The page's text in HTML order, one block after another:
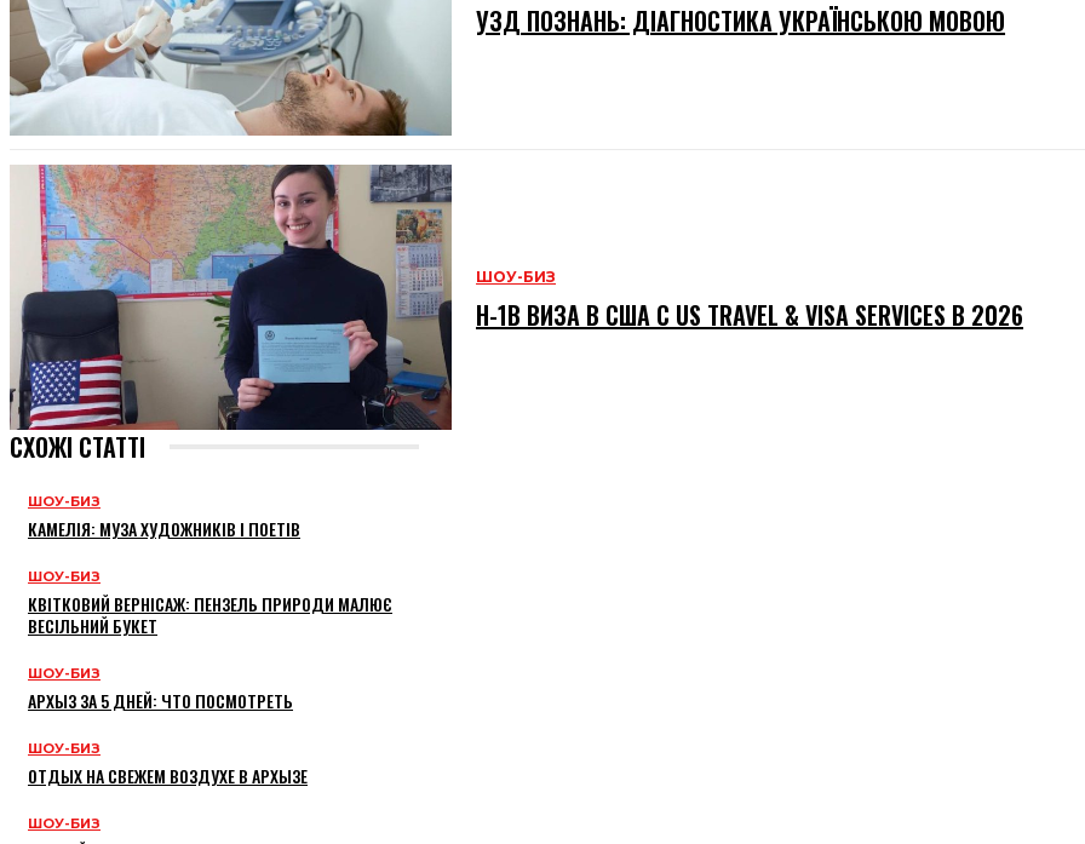
УЗД ПОЗНАНЬ: ДІАГНОСТИКА УКРАЇНСЬКОЮ МОВОЮ
ШОУ-БИЗ
H-1B ВИЗА В США С US TRAVEL & VISA SERVICES В 2026
СХОЖІ СТАТТІ
ШОУ-БИЗ
КАМЕЛІЯ: МУЗА ХУДОЖНИКІВ І ПОЕТІВ
ШОУ-БИЗ
КВІТКОВИЙ ВЕРНІСАЖ: ПЕНЗЕЛЬ ПРИРОДИ МАЛЮЄ
ВЕСІЛЬНИЙ БУКЕТ
ШОУ-БИЗ
АРХЫЗ ЗА 5 ДНЕЙ: ЧТО ПОСМОТРЕТЬ
ШОУ-БИЗ
ОТДЫХ НА СВЕЖЕМ ВОЗДУХЕ В АРХЫЗЕ
ШОУ-БИЗ